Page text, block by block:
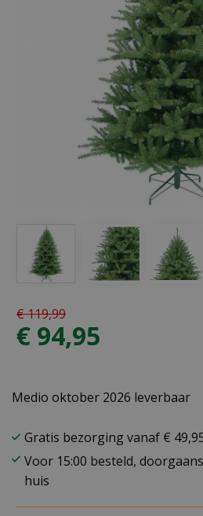
€119,99
€ 94,95
Medio oktober 2026 leverbaar
Gratis bezorging vanaf €
Voor 15:00 besteld,
huis